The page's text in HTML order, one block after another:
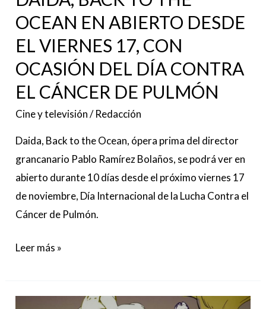
OCEAN EN ABIERTO DESDE
EL VIERNES 17, CON
OCASIÓN DEL DÍA CONTRA
EL CÁNCER DE PULMÓN
Cine y televisión/Redacción
Daida, Back to the Ocean, ópera prima del director
grancanario Pablo Ramírez Bolaños, se podrá ver en
abierto durante 10 días desde el próximo viernes 17
de noviembre, Día Internacional de la Lucha Contra el
Cáncer de Pulmón.
VIERNES
17,
CON
OCASIÓN
CONTRA
EL
CÁNCER
DE
PULMÓN
Leer más »